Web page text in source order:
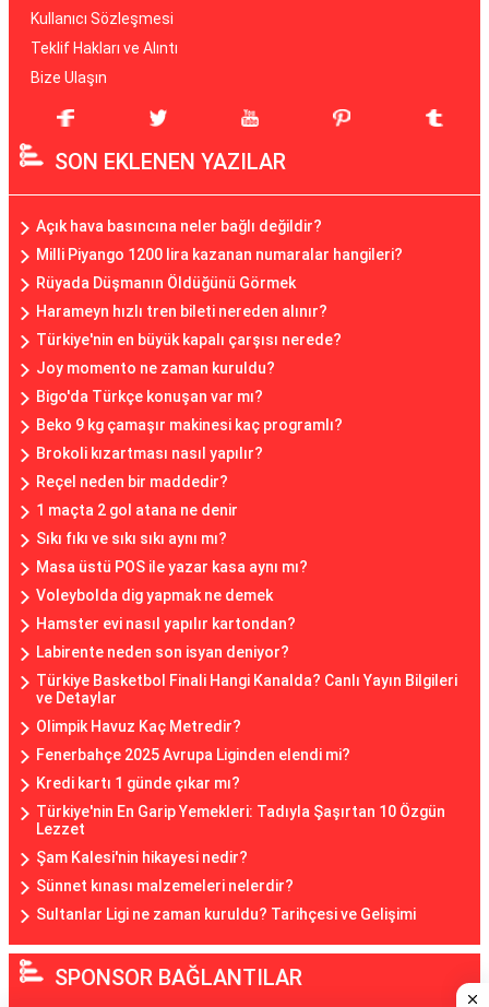
Kullanıcı Sözleşmesi
Teklif Hakları ve Alıntı
Bize Ulaşın
SON EKLENEN YAZILAR
Açık hava basıncına neler bağlı değildir?
Milli Piyango 1200 lira kazanan numaralar hangileri?
Rüyada Düşmanın Öldüğünü Görmek
Harameyn hızlı tren bileti nereden alınır?
Türkiye'nin en büyük kapalı çarşısı nerede?
Joy momento ne zaman kuruldu?
Bigo'da Türkçe konuşan var mı?
Beko 9 kg çamaşır makinesi kaç programlı?
Brokoli kızartması nasıl yapılır?
Reçel neden bir maddedir?
1 maçta 2 gol atana ne denir
Sıkı fıkı ve sıkı sıkı aynı mı?
Masa üstü POS ile yazar kasa aynı mı?
Voleybolda dig yapmak ne demek
Hamster evi nasıl yapılır kartondan?
Labirente neden son isyan deniyor?
Türkiye Basketbol Finali Hangi Kanalda? Canlı Yayın Bilgileri
ve Detaylar
Olimpik Havuz Kaç Metredir?
Fenerbahçe 2025 Avrupa Liginden elendi mi?
Kredi kartı 1 günde çıkar mı?
Türkiye'nin En Garip Yemekleri: Tadıyla Şaşırtan 10 Özgün
Lezzet
Şam Kalesi'nin hikayesi nedir?
Sünnet kınası malzemeleri nelerdir?
Sultanlar Ligi ne zaman kuruldu? Tarihçesi ve Gelişimi
SPONSOR BAĞLANTILAR